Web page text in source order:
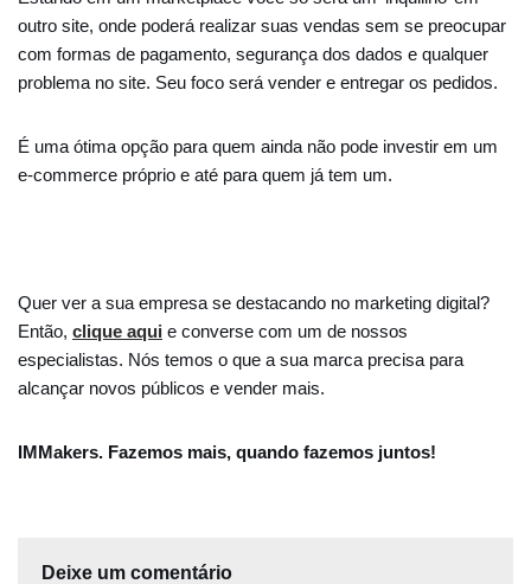
outro site, onde poderá realizar suas vendas sem se preocupar
com formas de pagamento, segurança dos dados e qualquer
problema no site. Seu foco será vender e entregar os pedidos.
É uma ótima opção para quem ainda não pode investir em um
e-commerce próprio e até para quem já tem um.
Quer ver a sua empresa se destacando no marketing digital?
Então, clique aqui e converse com um de nossos
especialistas. Nós temos o que a sua marca precisa para
alcançar novos públicos e vender mais.
IMMakers. Fazemos mais, quando fazemos juntos!
Deixe um comentário